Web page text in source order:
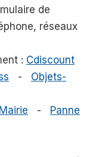
de
réseaux
: Cdiscount
- Objets-
Mairie - Panne